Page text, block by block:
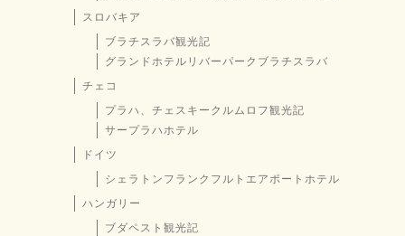
スロバキア
ブラチスラバ観光記
グランドホテルリバーパークブラチスラバ
チェコ
プラハ、チェスキークルムロフ観光記
サープラハホテル
ドイツ
シェラトンフランクフルトエアポートホテル
ハンガリー
ブダペスト観光記